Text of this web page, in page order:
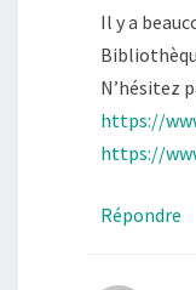
Il y a
N’hésitez
https://
https://
Répondre